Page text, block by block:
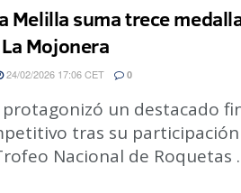
Melilla suma trece
Mojonera
24/02/2026 17:06 CET 0
protagonizó un destacado
tras su
Nacional de Roquetas